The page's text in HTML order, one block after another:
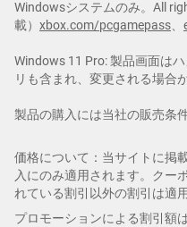
Windowsシステムのみ。All
載） xbox.com/pcgamepass
Windows 11 Pro: 製品画面は
リも含まれ、変更される場合
製品の購入には当社の販売条
価格について：当サイトに掲
入にのみ適用されます。クー
れている割引以外の割引は適
プロモーションによる割引額